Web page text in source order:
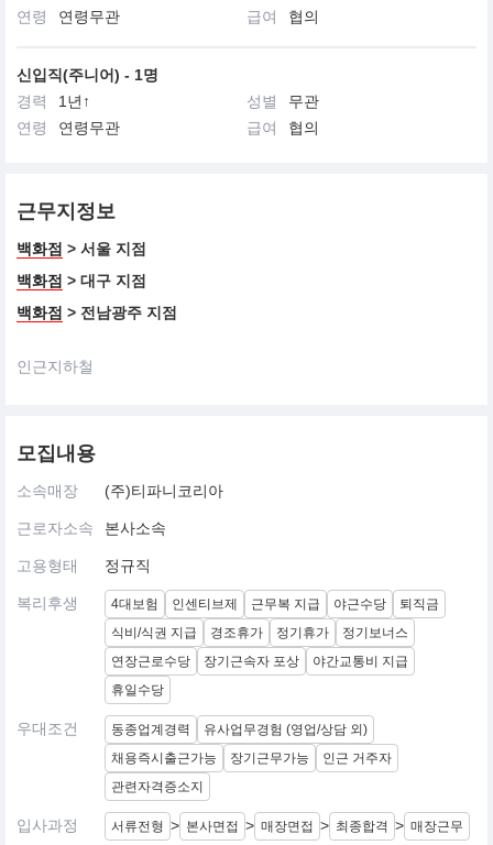
연령
연령무관 급여 협의
신입직(주니어) - 1명
경력
1년↑ 성별
무관
연령
연령무관 급여 협의
근무지정보
백화점 > 서울 지점
백화점 > 대구 지점
백화점 > 전남광주 지점
인근지하철
모집내용
소속매장 (주)티파니코리아
근로자소속 본사소속
고용형태 정규직
복리후생 4대보험 인센티브제 근무복 지급 야근수당
퇴직금
식비/식권 지급
경조휴가 정기휴가
정기보너스
연장근로수당
장기근속자 포상
야간교통비 지급
휴일수당
우대조건 동종업계경력
유사업무경험 (영업/상담 외)
채용즉시출근가능
장기근무가능
인근 거주자
관련자격증소지
입사과정 서류전형 > 본사면접 > 매장면접 > 최종합격 > 매장근무